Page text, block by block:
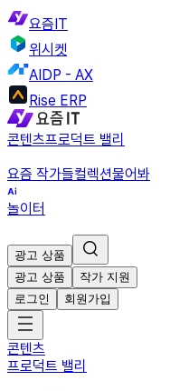
요즘IT
위시켓
AIDP - AX
Rise ERP
콘텐츠프로덕트 밸리
요즘 작가들컬렉션물어봐
놀이터
광고 상품
광고 상품
작가 지원
로그인
회원가입
콘텐츠
프로덕트 밸리